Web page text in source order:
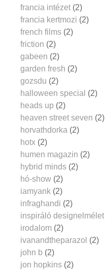
francia intézet (2)
francia kertmozi (2)
french films (2)
friction (2)
gabeen (2)
garden fresh (2)
gozsdu (2)
halloween special (2)
heads up (2)
heaven street seven (2)
horvathdorka (2)
hotx (2)
humen magazin (2)
hybrid minds (2)
hó-show (2)
iamyank (2)
infraghandi (2)
inspiráló designelmélet
irodalom (2)
ivanandtheparazol (2)
john b (2)
jon hopkins (2)